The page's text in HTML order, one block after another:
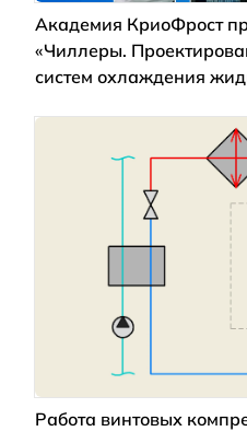
Академия КриоФрост
«Чиллеры.
систем охлаждения
Работа винтовых